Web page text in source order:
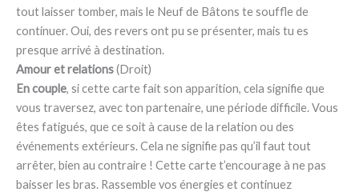
tout laisser tomber, mais le Neuf de Bâtons te souffle de
continuer. Oui, des revers ont pu se présenter, mais tu es
presque arrivé à destination.
Amour et relations(Droit)
En couple, si cette carte fait son apparition, cela signifie que
vous traversez, avec ton partenaire, une période difficile. Vous
êtes fatigués, que ce soit à cause de la relation ou des
événements extérieurs. Cela ne signifie pas qu’il faut tout
arrêter, bien au contraire ! Cette carte t’encourage à ne pas
baisser les bras. Rassemble vos énergies et continuez